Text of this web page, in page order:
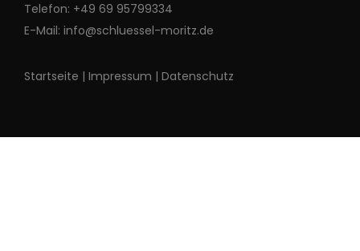
Telefon: +49 69 95799334
E-Mail: info@schluessel-moritz.de
Startseite | Impressum | Datenschutz